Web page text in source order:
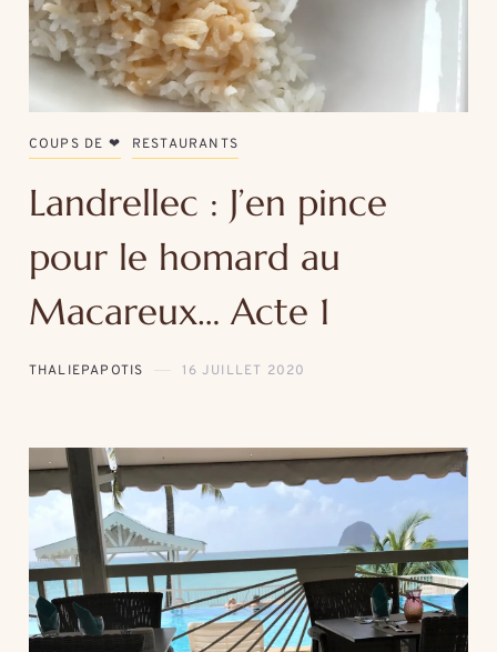
COUPS DE ❤ RESTAURANTS
Landrellec : J’en pince
pour le homard au
Macareux… Acte 1
THALIEPAPOTIS 16 JUILLET 2020